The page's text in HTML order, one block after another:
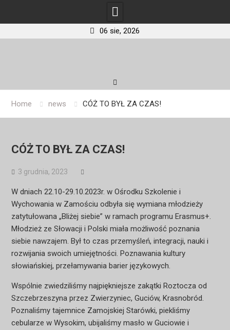
06 sie, 2026
Home news CÓŻ TO BYŁ ZA CZAS!
CÓŻ TO BYŁ ZA CZAS!
3 grudnia, 2023
W dniach 22.10-29.10.2023r. w Ośrodku Szkolenie i
Wychowania w Zamościu odbyła się wymiana młodzieży
zatytułowana „Bliżej siebie” w ramach programu Erasmus+.
Młodzież ze Słowacji i Polski miała możliwość poznania
siebie nawzajem. Był to czas przemyśleń, integracji, nauki i
rozwijania swoich umiejętności. Poznawania kultury
słowiańskiej, przełamywania barier językowych.
Wspólnie zwiedziliśmy najpiękniejsze zakątki Roztocza od
Szczebrzeszyna przez Zwierzyniec, Guciów, Krasnobród.
Poznaliśmy tajemnice Zamojskiej Starówki, piekliśmy
cebularze w Wysokim, ubijaliśmy masło w Guciowie i